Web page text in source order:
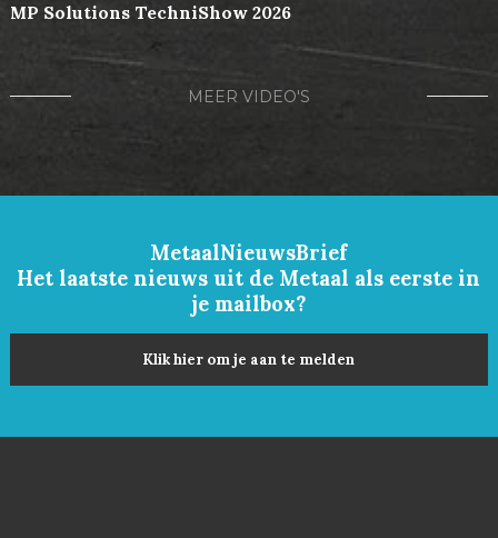
MP Solutions TechniShow 2026
MEER VIDEO'S
MetaalNieuwsBrief
Het laatste nieuws uit de Metaal als eerste in
je mailbox?
Klik hier om je aan te melden